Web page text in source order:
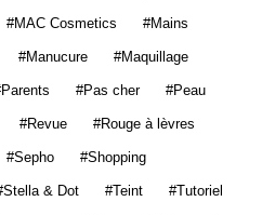
MAC Cosmetics Mains
Manucure Maquillage
Parents Pas cher Peau
Revue Rouge à lèvres
Sepho Shopping
Stella & Dot Teint Tutoriel